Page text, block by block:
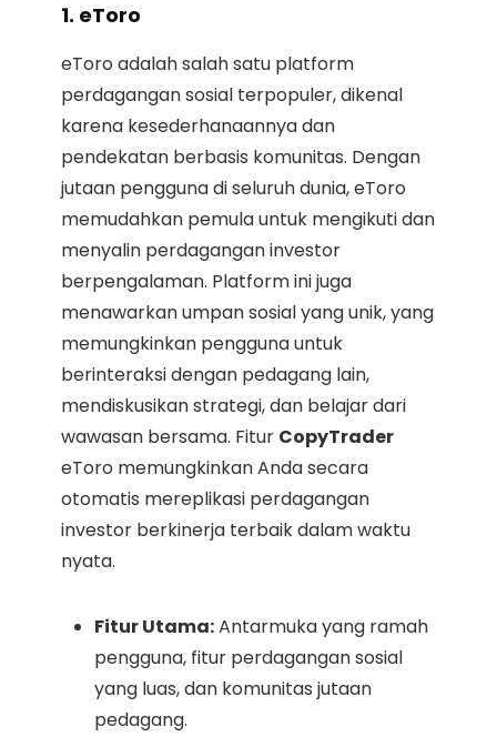
1. eToro
eToro adalah salah satu platform
perdagangan sosial terpopuler, dikenal
karena kesederhanaannya dan
pendekatan berbasis komunitas. Dengan
jutaan pengguna di seluruh dunia, eToro
memudahkan pemula untuk mengikuti dan
menyalin perdagangan investor
berpengalaman. Platform ini juga
menawarkan umpan sosial yang unik, yang
memungkinkan pengguna untuk
berinteraksi dengan pedagang lain,
mendiskusikan strategi, dan belajar dari
wawasan bersama. Fitur CopyTrader
eToro memungkinkan Anda secara
otomatis mereplikasi perdagangan
investor berkinerja terbaik dalam waktu
nyata.
Fitur Utama:Antarmuka yang ramah
pengguna, fitur perdagangan sosial
yang luas, dan komunitas jutaan
pedagang.